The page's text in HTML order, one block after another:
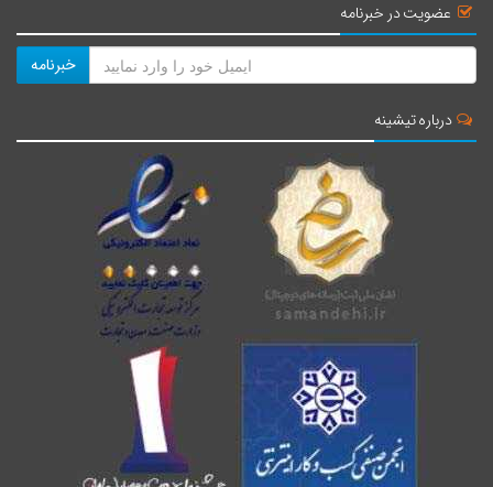
عضویت در خبرنامه
خبرنامه
درباره تیشینه